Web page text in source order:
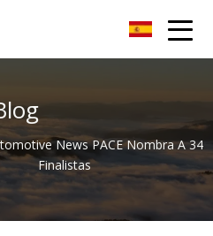
News PACE Nombra A 34
Finalistas